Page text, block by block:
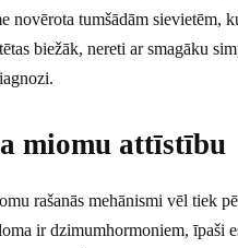
novērota tumšādām sievietēm,
biežāk, nereti ar smagāku
miomu attīstību
rašanās mehānismi vēl tiek
ir dzimumhormoniem, īpaši